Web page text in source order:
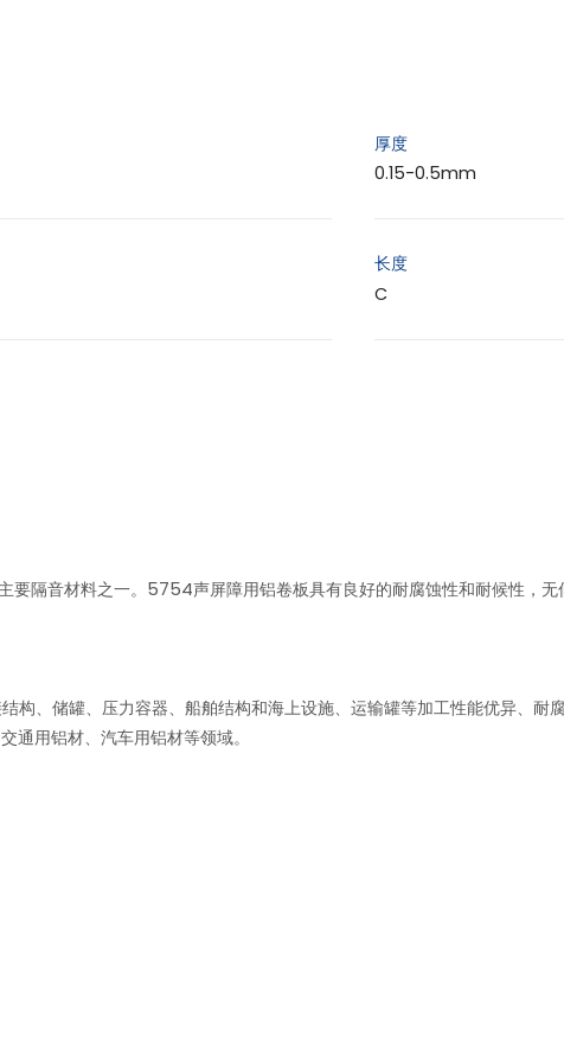
厚度
0.15-0.5mm
长度
C
隔音材料之一。5754声屏障用铝卷板具有良好的耐腐蚀性和耐候性，无
、储罐、压力容器、船舶结构和海上设施、运输罐等加工性能优异、耐
通用铝材、汽车用铝材等领域。